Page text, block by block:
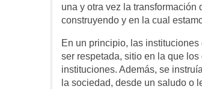
una y otra vez la
construyendo y en la cual
En un principio, las
ser respetada, sitio en la que
instituciones. Además, se
la sociedad, desde un saludo o